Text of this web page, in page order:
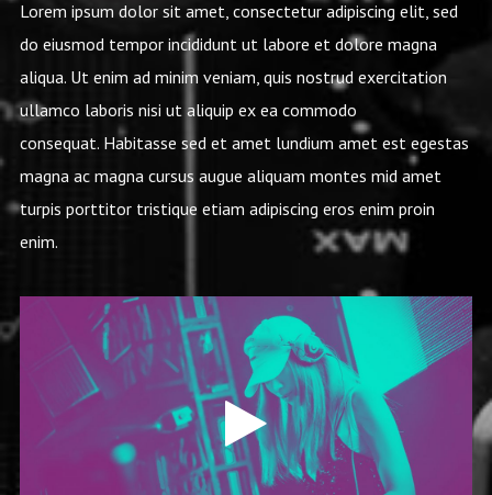
Lorem ipsum dolor sit amet, consectetur adipiscing elit, sed
do eiusmod tempor incididunt ut labore et dolore magna
aliqua. Ut enim ad minim veniam, quis nostrud exercitation
ullamco laboris nisi ut aliquip ex ea commodo
consequat. Habitasse sed et amet lundium amet est egestas
magna ac magna cursus augue aliquam montes mid amet
turpis porttitor tristique etiam adipiscing eros enim proin
enim.
Video
Player